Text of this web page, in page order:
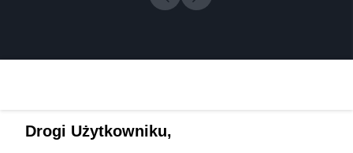
Drogi Użytkowniku,